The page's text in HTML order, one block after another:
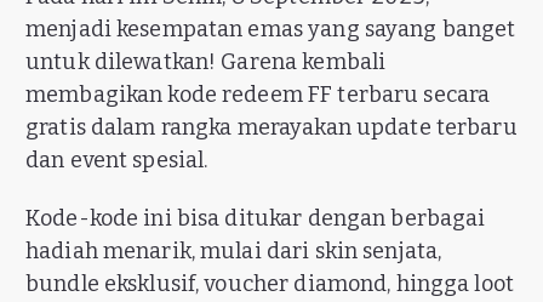
menjadi kesempatan emas yang sayang banget
untuk dilewatkan! Garena kembali
membagikan kode redeem FF terbaru secara
gratis dalam rangka merayakan update terbaru
dan event spesial.
Kode-kode ini bisa ditukar dengan berbagai
hadiah menarik, mulai dari skin senjata,
bundle eksklusif, voucher diamond, hingga loot